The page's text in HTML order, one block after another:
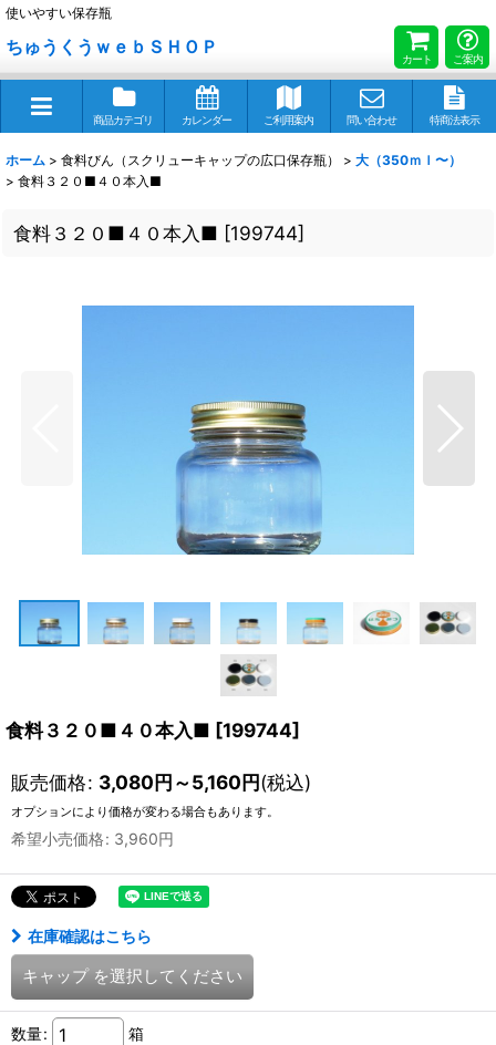
使いやすい保存瓶
ちゅうくうｗｅｂＳＨＯＰ
カート ご案内
商品カテゴリ カレンダー ご利用案内 問い合わせ 特商法表示
ホーム > 食料びん（スクリューキャップの広口保存瓶） > 大（350ｍｌ〜）
> 食料３２０■４０本入■
食料３２０■４０本入■ [199744]
食料３２０■４０本入■ [199744]
販売価格: 3,080円～5,160円(税込)
オプションにより価格が変わる場合もあります。
希望小売価格: 3,960円
在庫確認はこちら
キャップ を選択してください
数量: 箱